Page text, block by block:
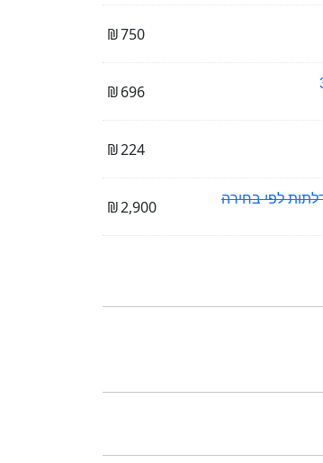
₪750
₪696
₪224
₪2,900